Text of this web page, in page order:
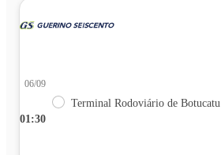
01:30
06/09
Terminal Rodoviário de Botucatu